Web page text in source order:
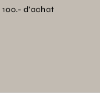
d’achat